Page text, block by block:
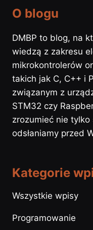
O blogu
DMBP to blog, na
wiedzą z zakresu
mikrokontrolerów
takich jak C, C++ i
związanym z
STM32 czy
zrozumieć nie
odsłaniamy przed
Kategorie
Wszystkie wpisy
Programowanie